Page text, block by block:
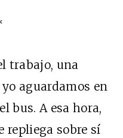
trabajo, una
aguardamos en
bus. A esa hora,
repliega sobre sí